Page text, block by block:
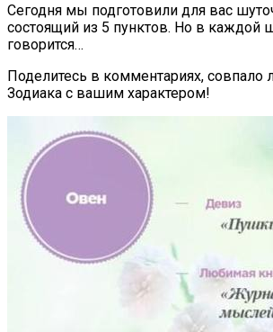
Сегодня мы подготовили для вас
состоящий из 5 пунктов. Но в каждой
говорится…
Поделитесь в комментариях, совпало
Зодиака с вашим характером!